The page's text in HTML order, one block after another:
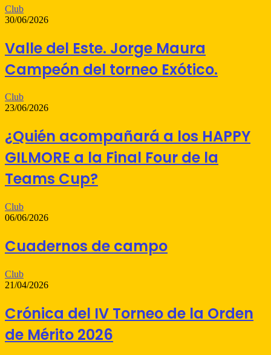
Club
30/06/2026
Valle del Este. Jorge Maura
Campeón del torneo Exótico.
Club
23/06/2026
¿Quién acompañará a los HAPPY
GILMORE a la Final Four de la
Teams Cup?
Club
06/06/2026
Cuadernos de campo
Club
21/04/2026
Crónica del IV Torneo de la Orden
de Mérito 2026